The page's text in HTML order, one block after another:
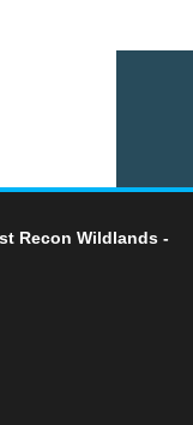
Recon Wildlands -